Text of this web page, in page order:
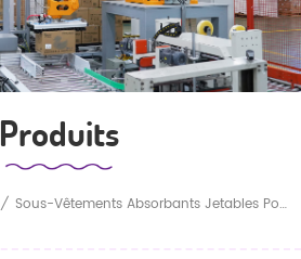
Produits
/ Sous-Vêtements Absorbants Jetables Pour Adultes En Gros Sous Marque Privée